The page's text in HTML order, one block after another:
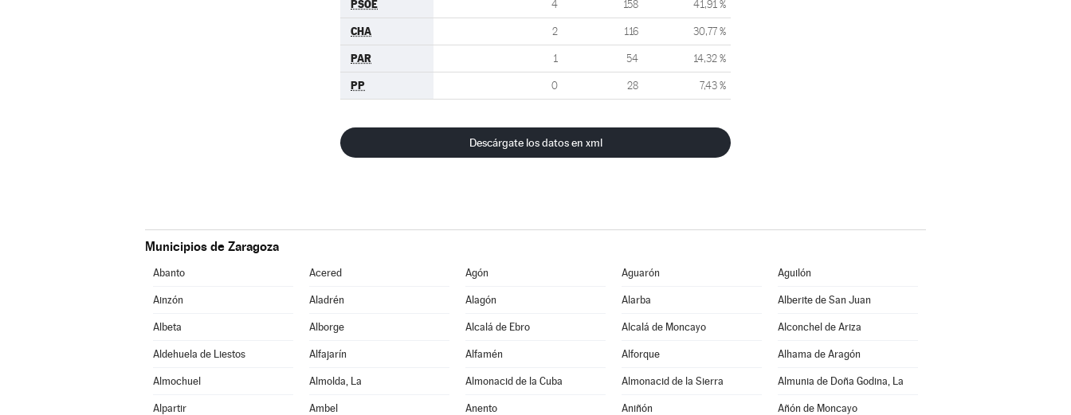
PSOE 4 158 41,91 %
CHA 2 116 30,77 %
PAR 1 54 14,32 %
PP 0 28 7,43 %
Descárgate los datos en xml
Municipios de Zaragoza
Abanto Acered Agón Aguarón Aguilón
Ainzón Aladrén Alagón Alarba Alberite de San Juan
Albeta Alborge Alcalá de Ebro Alcalá de Moncayo Alconchel de Ariza
Aldehuela de Liestos Alfajarín Alfamén Alforque Alhama de Aragón
Almochuel Almolda, La Almonacid de la Cuba Almonacid de la Sierra Almunia de Doña Godina, La
Alpartir Ambel Anento Aniñón Añón de Moncayo